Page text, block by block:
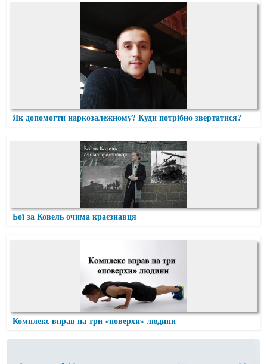
Як допомогти наркозалежному? Куди потрібно звертатися?
Бої за Ковель очима краєзнавця
Комплекс вправ на три «поверхи» людини